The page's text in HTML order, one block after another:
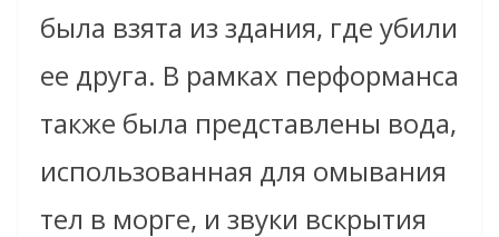
была взята из здания, где убили
ее друга. В рамках перформанса
также была представлены вода,
использованная для омывания
тел в морге, и звуки вскрытия